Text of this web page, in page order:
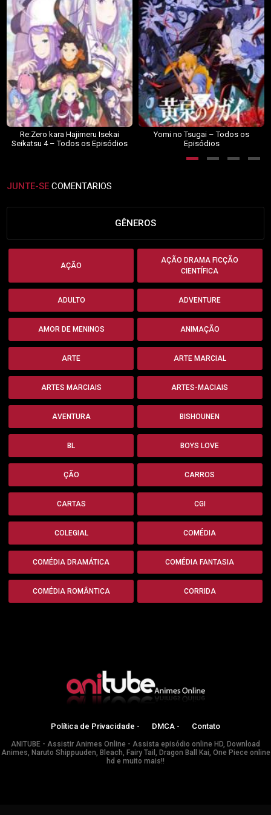
Re:Zero kara Hajimeru Isekai
Seikatsu 4 – Todos os Episódios
Yomi no Tsugai – Todos os
Episódios
JUNTE-SE COMENTARIOS
GÊNEROS
AÇÃO
AÇÃO DRAMA FICÇÃO
CIENTÍFICA
ADULTO ADVENTURE
AMOR DE MENINOS ANIMAÇÃO
ARTE ARTE MARCIAL
ARTES MARCIAIS ARTES-MACIAIS
AVENTURA BISHOUNEN
BL BOYS LOVE
ÇÃO CARROS
CARTAS CGI
COLEGIAL COMÉDIA
COMÉDIA DRAMÁTICA COMÉDIA FANTASIA
COMÉDIA ROMÂNTICA CORRIDA
Política de Privacidade - DMCA - Contato
ANITUBE - Assistir Animes Online - Assista episódio online HD, Download
Animes, Naruto Shippuuden, Bleach, Fairy Tail, Dragon Ball Kai, One Piece online
hd e muito mais!!